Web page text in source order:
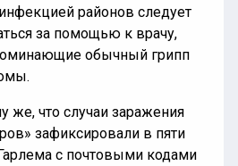
районов следует
за помощью к врачу,
обычный грипп
же, что случаи заражения
зафиксировали в пяти
с почтовыми кодами